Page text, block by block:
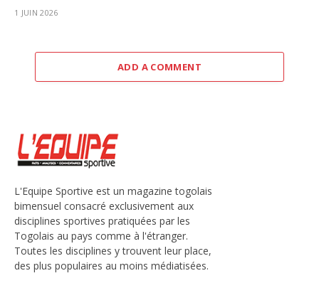
1 JUIN 2026
ADD A COMMENT
L'Equipe Sportive est un magazine togolais
bimensuel consacré exclusivement aux
disciplines sportives pratiquées par les
Togolais au pays comme à l'étranger.
Toutes les disciplines y trouvent leur place,
des plus populaires au moins médiatisées.